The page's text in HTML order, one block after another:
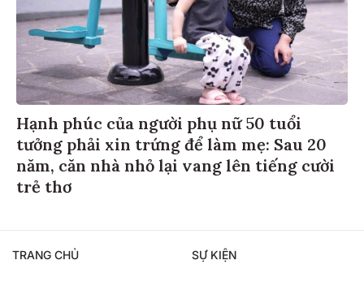
Hạnh phúc của người phụ nữ 50 tuổi
tưởng phải xin trứng để làm mẹ: Sau 20
năm, căn nhà nhỏ lại vang lên tiếng cười
trẻ thơ
TRANG CHỦ SỰ KIỆN